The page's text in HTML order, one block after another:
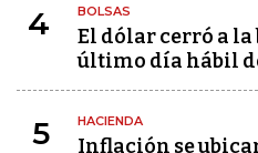
4 BOLSAS
El dólar cerró a la
último día hábil
5 HACIENDA
Inflación se